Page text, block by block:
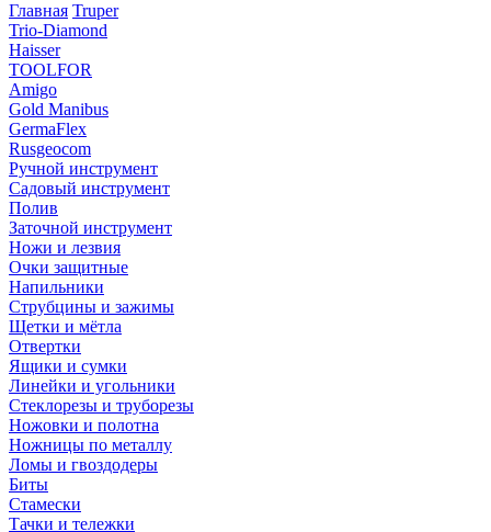
Главная Truper
Trio-Diamond
Haisser
TOOLFOR
Amigo
Gold Manibus
GermaFlex
Rusgeocom
Ручной инструмент
Садовый инструмент
Полив
Заточной инструмент
Ножи и лезвия
Очки защитные
Напильники
Струбцины и зажимы
Щетки и мётла
Отвертки
Ящики и сумки
Линейки и угольники
Стеклорезы и труборезы
Ножовки и полотна
Ножницы по металлу
Ломы и гвоздодеры
Биты
Стамески
Тачки и тележки